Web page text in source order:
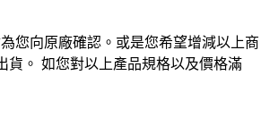
您向原廠確認。或是您希望增減以上商
貨。 如您對以上產品規格以及價格滿